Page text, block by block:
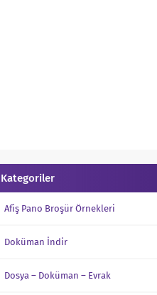
Kategoriler
Afiş Pano Broşür Örnekleri
Doküman İndir
Dosya – Doküman – Evrak